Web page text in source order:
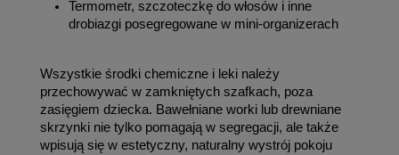
Termometr, szczoteczkę do włosów i inne
drobiazgi posegregowane w mini-organizerach
Wszystkie środki chemiczne i leki należy
przechowywać w zamkniętych szafkach, poza
zasięgiem dziecka. Bawełniane worki lub drewniane
skrzynki nie tylko pomagają w segregacji, ale także
wpisują się w estetyczny, naturalny wystrój pokoju